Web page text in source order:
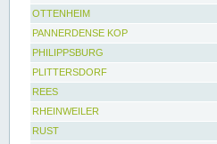
OTTENHEIM
PANNERDENSE KOP
PHILIPPSBURG
PLITTERSDORF
REES
RHEINWEILER
RUST